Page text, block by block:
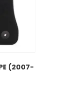
(2007-